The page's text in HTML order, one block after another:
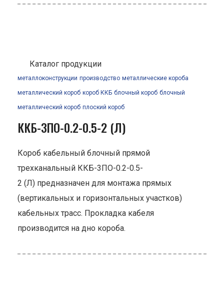
Каталог продукции
металлоконструкции производство металлические короба
металлический короб короб ККБ блочный короб блочный
металлический короб плоский короб
ККБ-3ПО-0.2-0.5-2 (Л)
Короб кабельный блочный прямой
трехканальный ККБ-3ПО-0.2-0.5-
2 (Л) предназначен для монтажа прямых
(вертикальных и горизонтальных участков)
кабельных трасс. Прокладка кабеля
производится на дно короба.